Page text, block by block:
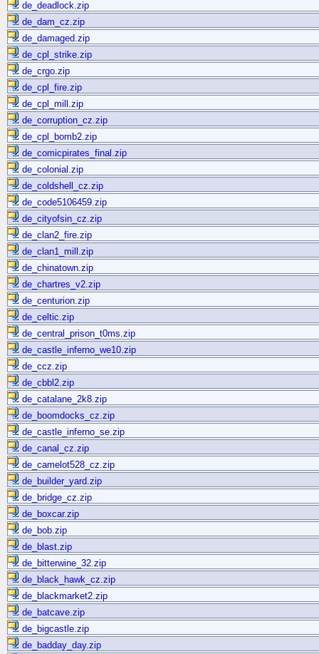
de_deadlock.zip
de_dam_cz.zip
de_damaged.zip
de_cpl_strike.zip
de_crgo.zip
de_cpl_fire.zip
de_cpl_mill.zip
de_corruption_cz.zip
de_cpl_bomb2.zip
de_comicpirates_final.zip
de_colonial.zip
de_coldshell_cz.zip
de_code5106459.zip
de_cityofsin_cz.zip
de_clan2_fire.zip
de_clan1_mill.zip
de_chinatown.zip
de_chartres_v2.zip
de_centurion.zip
de_celtic.zip
de_central_prison_t0ms.zip
de_castle_inferno_we10.zip
de_ccz.zip
de_cbbl2.zip
de_catalane_2k8.zip
de_boomdocks_cz.zip
de_castle_inferno_se.zip
de_canal_cz.zip
de_camelot528_cz.zip
de_builder_yard.zip
de_bridge_cz.zip
de_boxcar.zip
de_bob.zip
de_blast.zip
de_bitterwine_32.zip
de_black_hawk_cz.zip
de_blackmarket2.zip
de_batcave.zip
de_bigcastle.zip
de_badday_day.zip